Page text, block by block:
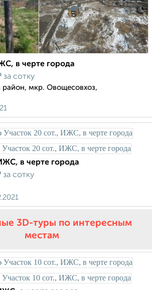
в черте города
за сотку
мкр. Овощесовхоз,
в черте города
за сотку
3D-туры по интересным
местам